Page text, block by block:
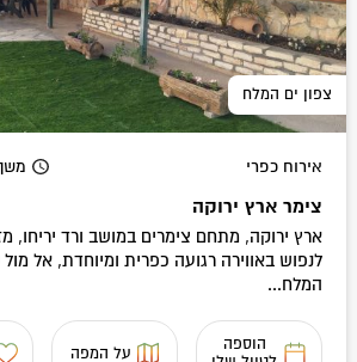
צפון ים המלח
אירוח כפרי
צימר ארץ ירוקה
ארץ ירוקה, מתחם צימרים במושב ורד יריחו,
לנפוש באווירה רגועה כפרית ומיוחדת, אל מול
המלח...
הוספה
על המפה